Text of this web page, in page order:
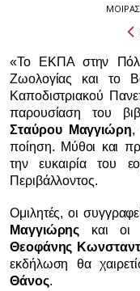
«Το ΕΚΠΑ στην
Ζωολογίας και το
Καποδιστριακού
παρουσίαση του
Σταύρου Μαγγιώρη,
ποίηση. Μύθοι και
την ευκαιρία του
Περιβάλλοντος.
Ομιλητές, οι
Μαγγιώρης και οι
Θεοφάνης
εκδήλωση θα
Θάνος.